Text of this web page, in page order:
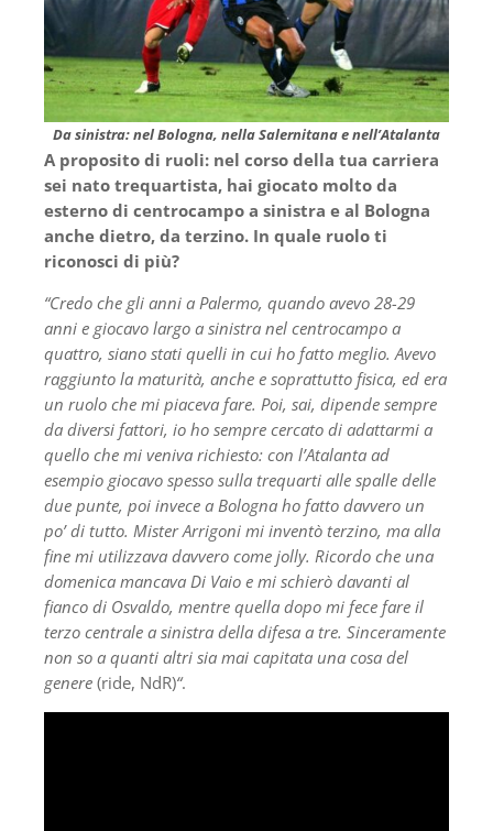
Da sinistra: nel Bologna, nella Salernitana e nell’Atalanta
A proposito di ruoli: nel corso della tua carriera
sei nato trequartista, hai giocato molto da
esterno di centrocampo a sinistra e al Bologna
anche dietro, da terzino. In quale ruolo ti
riconosci di più?
“Credo che gli anni a Palermo, quando avevo 28-29
anni e giocavo largo a sinistra nel centrocampo a
quattro, siano stati quelli in cui ho fatto meglio. Avevo
raggiunto la maturità, anche e soprattutto fisica, ed era
un ruolo che mi piaceva fare. Poi, sai, dipende sempre
da diversi fattori, io ho sempre cercato di adattarmi a
quello che mi veniva richiesto: con l’Atalanta ad
esempio giocavo spesso sulla trequarti alle spalle delle
due punte, poi invece a Bologna ho fatto davvero un
po’ di tutto. Mister Arrigoni mi inventò terzino, ma alla
fine mi utilizzava davvero come jolly. Ricordo che una
domenica mancava Di Vaio e mi schierò davanti al
fianco di Osvaldo, mentre quella dopo mi fece fare il
terzo centrale a sinistra della difesa a tre. Sinceramente
non so a quanti altri sia mai capitata una cosa del
genere (ride, NdR)“.